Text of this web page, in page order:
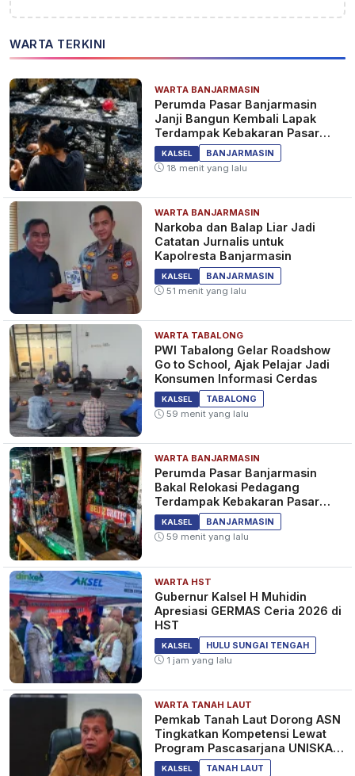
WARTA TERKINI
WARTA BANJARMASIN
Perumda Pasar Banjarmasin
Janji Bangun Kembali Lapak
Terdampak Kebakaran Pasar
Teluk Dalam
KALSEL
BANJARMASIN
18 menit yang lalu
WARTA BANJARMASIN
Narkoba dan Balap Liar Jadi
Catatan Jurnalis untuk
Kapolresta Banjarmasin
KALSEL
BANJARMASIN
51 menit yang lalu
WARTA TABALONG
PWI Tabalong Gelar Roadshow
Go to School, Ajak Pelajar Jadi
Konsumen Informasi Cerdas
KALSEL
TABALONG
59 menit yang lalu
WARTA BANJARMASIN
Perumda Pasar Banjarmasin
Bakal Relokasi Pedagang
Terdampak Kebakaran Pasar
Teluk Dalam
KALSEL
BANJARMASIN
59 menit yang lalu
WARTA HST
Gubernur Kalsel H Muhidin
Apresiasi GERMAS Ceria 2026 di
HST
KALSEL
HULU SUNGAI TENGAH
1 jam yang lalu
WARTA TANAH LAUT
Pemkab Tanah Laut Dorong ASN
Tingkatkan Kompetensi Lewat
Program Pascasarjana UNISKA
MAB Banjarmasin
KALSEL
TANAH LAUT